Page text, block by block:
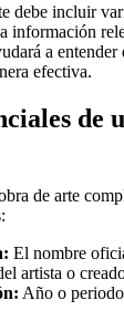
debe incluir
información
a
efectiva.
de
de arte
El nombre
artista o
Año o